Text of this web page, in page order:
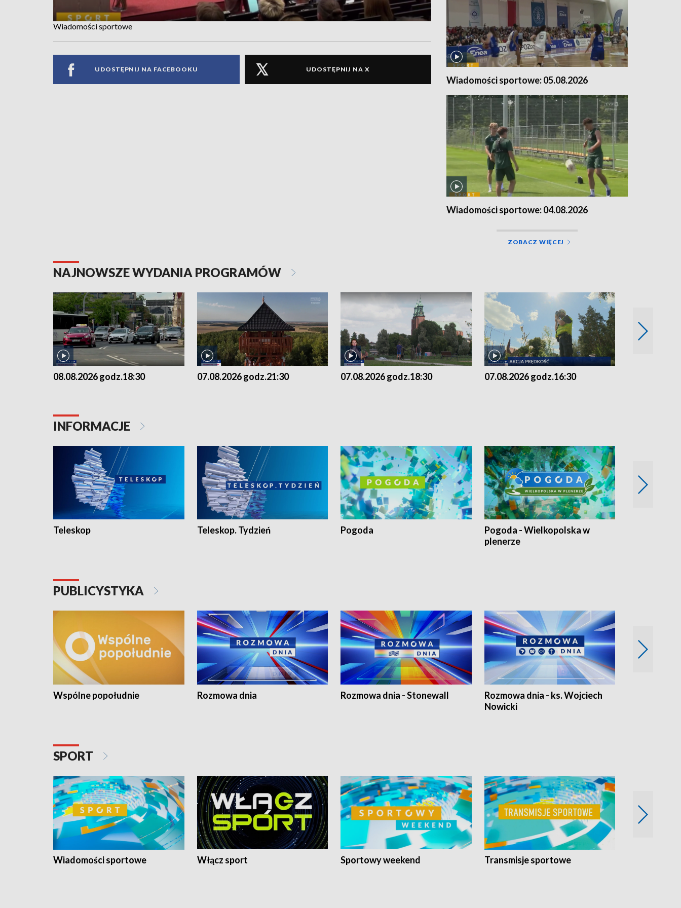
Wiadomości sportowe
UDOSTĘPNIJ NA FACEBOOKU UDOSTĘPNIJ NA X
Wiadomości sportowe: 05.08.2026
Wiadomości sportowe: 04.08.2026
ZOBACZ WIĘCEJ
NAJNOWSZE WYDANIA PROGRAMÓW
08.08.2026 godz.18:30 07.08.2026 godz.21:30 07.08.2026 godz.18:30 07.08.2026 godz.16:30
INFORMACJE
Teleskop Teleskop. Tydzień Pogoda
Pogoda - Wielkopolska w
plenerze
PUBLICYSTYKA
Wspólne popołudnie Rozmowa dnia Rozmowa dnia - Stonewall
Rozmowa dnia - ks. Wojciech
Nowicki
SPORT
Wiadomości sportowe Włącz sport Sportowy weekend Transmisje sportowe